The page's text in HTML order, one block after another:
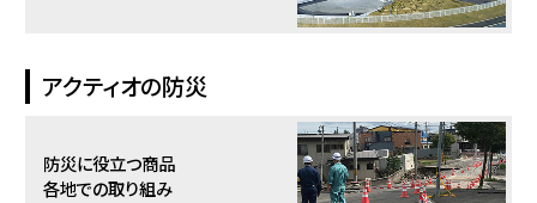
アクティオの防災
防災に役立つ商品
各地での取り組み